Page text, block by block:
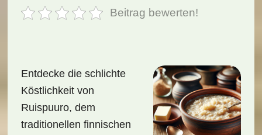
Beitrag bewerten!
Entdecke die schlichte
Köstlichkeit von
Ruispuuro, dem
traditionellen finnischen